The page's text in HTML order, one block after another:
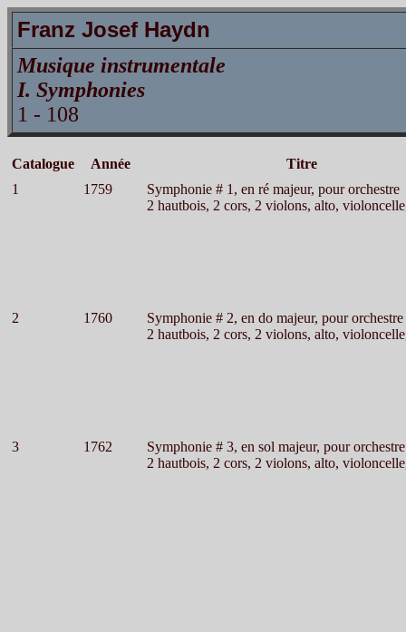
Franz Josef Haydn
Musique instrumentale
I. Symphonies
1 - 108
Catalogue Année
Titre
1
1759
Symphonie # 1, en ré majeur, pour orchestre
2 hautbois, 2 cors, 2 violons, alto,
2 1760
Symphonie # 2, en do majeur, pour orchestre
2 hautbois, 2 cors, 2 violons, alto,
3 1762
Symphonie # 3, en sol majeur, pour orchestre
2 hautbois, 2 cors, 2 violons, alto,